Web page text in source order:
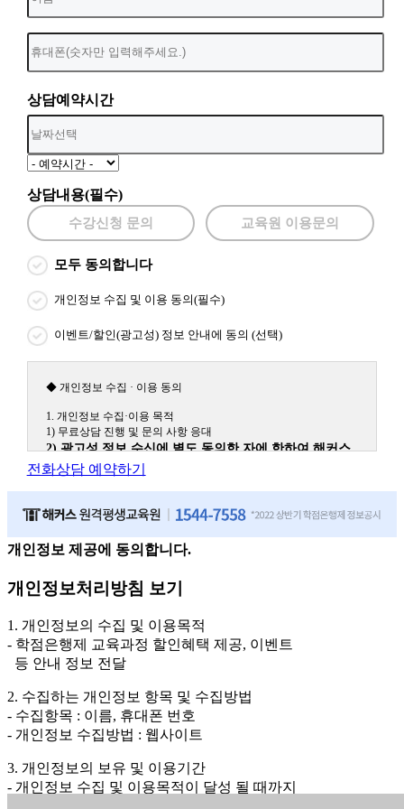
상담예약시간
상담내용(필수)
수강신청 문의 교육원 이용문의
모두 동의합니다
개인정보 수집 및 이용 동의(필수)
이벤트/할인(광고성) 정보 안내에 동의 (선택)
◆ 개인정보 수집 · 이용 동의
1. 개인정보 수집·이용 목적
1) 무료상담 진행 및 문의 사항 응대
2) 광고성 정보 수신에 별도 동의한 자에 한하여 해커스
원격평생교육원을 비롯한 해커스 교육그룹의 새로운 서
(해커스교육그룹: 해커스인강, 해커스프랩, 해커스톡, 해커스중국
원, 해커스경찰, 해커스소방, 해커스공인중개사, 해커스주택관리
사, 해커스편입 등)
2. 개인정보 수집·이용 항목: 이름, 휴대폰번호
3. 개인정보 보유/이용 기간: 법령상 정하는 경우를 제외
하고는 회원탈퇴 시까지 이용 및 보관합니다. 단, 비회원
이거나 상담 시로부터 3년 이내 탈퇴하는 자의 경우, 소
비자 불만 또는 분쟁처리를 위해 3년간 보관합니다.
4. 신청자는 개인정보 수집·이용을 거부할 수 있습니다. 단, 거부의
경우에는 상담 신청이 제한됩니다.
전화상담 예약하기
개인정보 제공에 동의합니다.
개인정보처리방침 보기
1. 개인정보의 수집 및 이용목적
- 학점은행제 교육과정 할인혜택 제공, 이벤트
등 안내 정보 전달
2. 수집하는 개인정보 항목 및 수집방법
- 수집항목 : 이름, 휴대폰 번호
- 개인정보 수집방법 : 웹사이트
3. 개인정보의 보유 및 이용기간
- 개인정보 수집 및 이용목적이 달성 될 때까지